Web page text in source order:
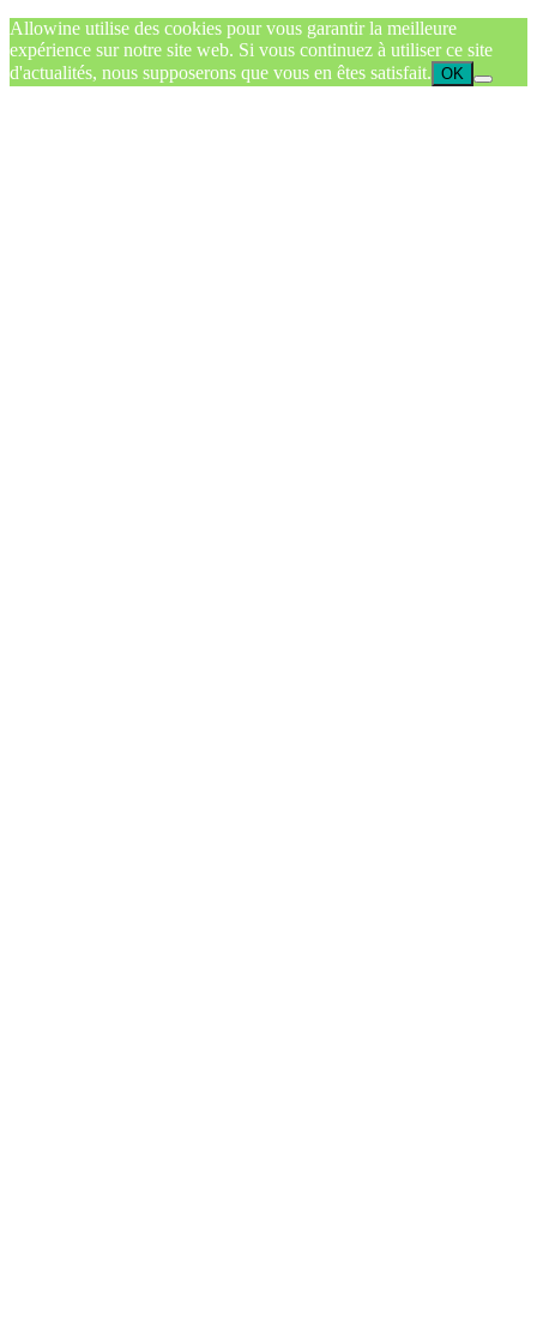
Allowine utilise des cookies pour vous garantir la meilleure
expérience sur notre site web. Si vous continuez à utiliser ce site
d'actualités, nous supposerons que vous en êtes satisfait. OK